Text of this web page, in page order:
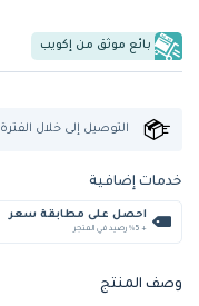
بائع موثق من إكويب
التوصيل إلى خلال الفترة
خدمات إضافية
احصل على مطابقة سعر
+ %5 رصيد في المتجر
وصف المنتج